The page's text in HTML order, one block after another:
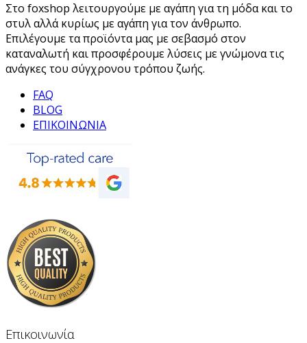
Στο foxshop λειτουργούμε με αγάπη για τη μόδα και το
στυλ αλλά κυρίως με αγάπη για τον άνθρωπο.
Επιλέγουμε τα προϊόντα μας με σεβασμό στον
καταναλωτή και προσφέρουμε λύσεις με γνώμονα τις
ανάγκες του σύγχρονου τρόπου ζωής.
FAQ
BLOG
ΕΠΙΚΟΙΝΩΝΙΑ
Επικοινωνία